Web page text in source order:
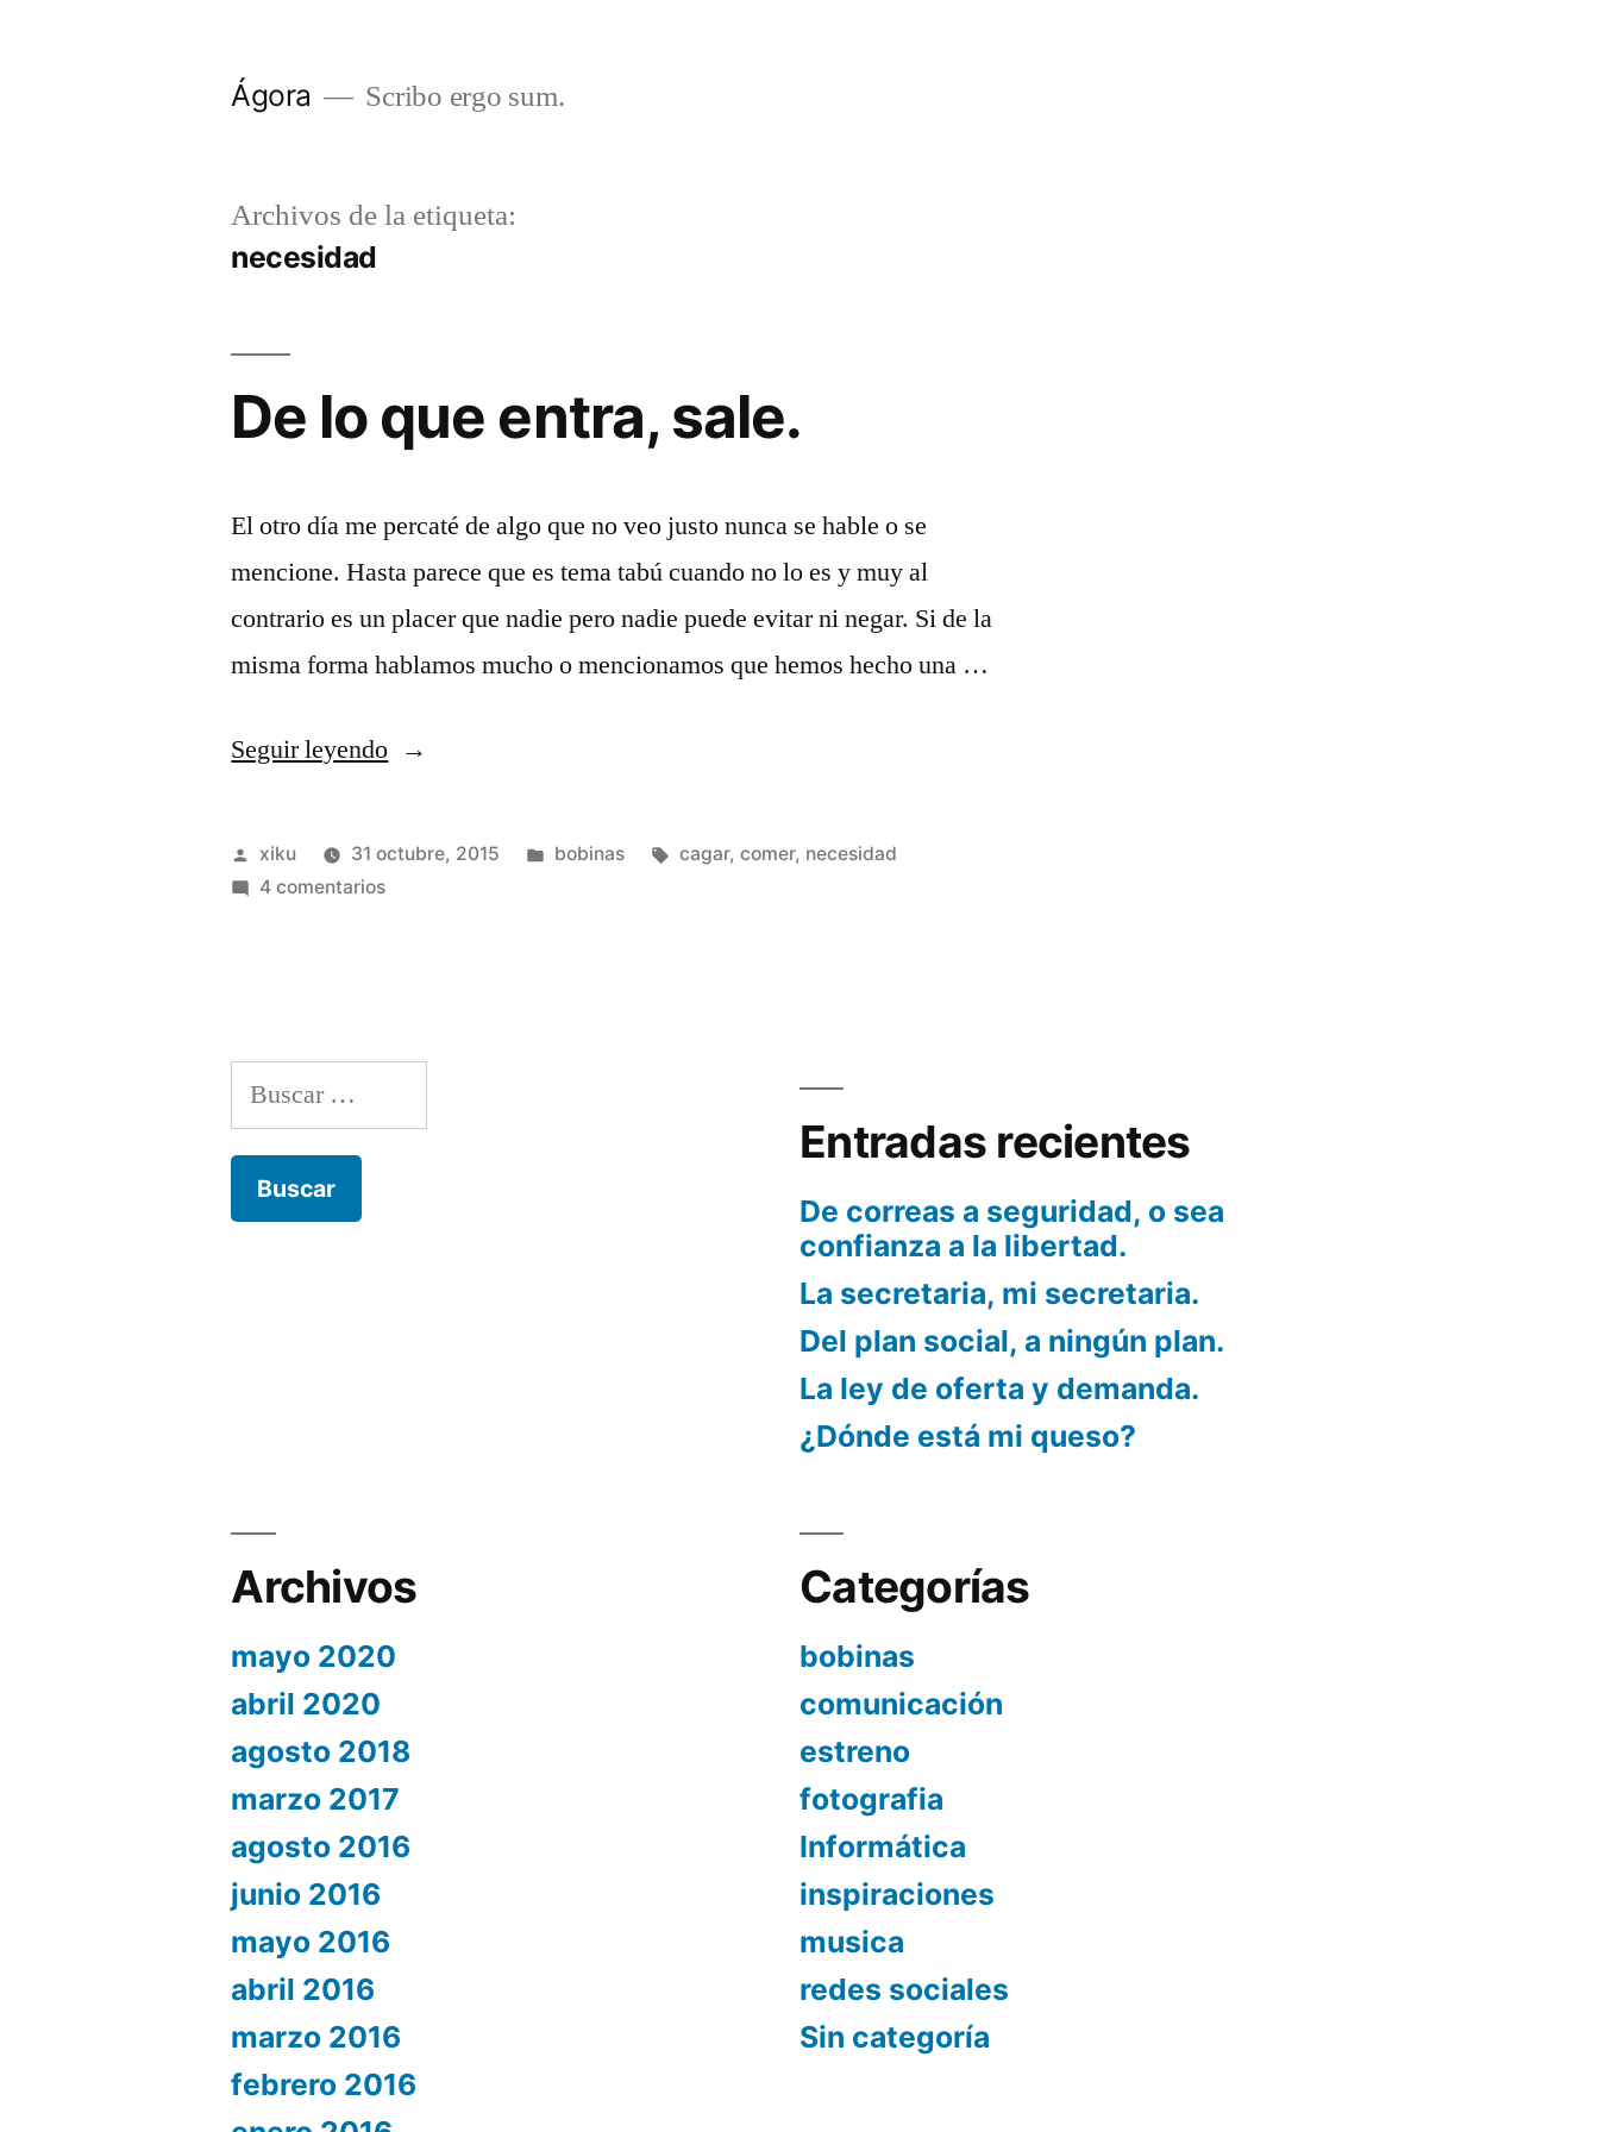
Ágora Scribo ergo sum.
Archivos de la etiqueta:
necesidad
De lo que entra, sale.
El otro día me percaté de algo que no veo justo nunca se hable o se
mencione. Hasta parece que es tema tabú cuando no lo es y muy al
contrario es un placer que nadie pero nadie puede evitar ni negar. Si de la
misma forma hablamos mucho o mencionamos que hemos hecho una …
Seguir leyendo«De
que
Publicado
por
xiku 31 octubre, 2015
Publicado
bobinas Etiquetas:
cagar, comer, necesidad
4 comentariosen
Buscar:
Entradas recientes
De correas a seguridad, o sea
confianza a la libertad.
La secretaria, mi secretaria.
Del plan social, a ningún plan.
La ley de oferta y demanda.
¿Dónde está mi queso?
Archivos
mayo 2020
abril 2020
agosto 2018
marzo 2017
agosto 2016
junio 2016
mayo 2016
abril 2016
marzo 2016
febrero 2016
Categorías
bobinas
comunicación
estreno
fotografia
Informática
inspiraciones
musica
redes sociales
Sin categoría